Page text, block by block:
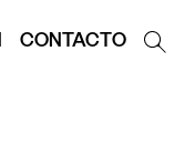
CONTACTO